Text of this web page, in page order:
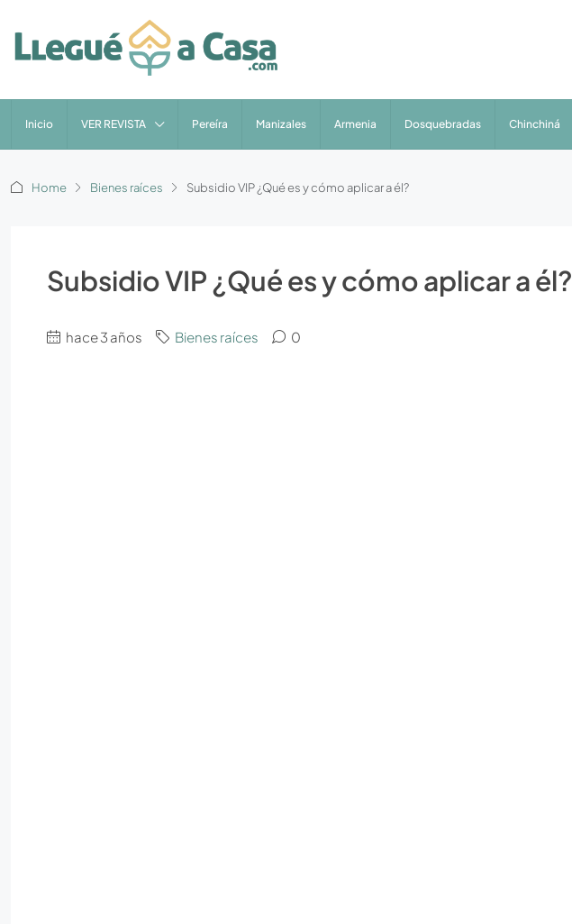
Inicio VER REVISTA Pereíra Manizales Armenia Dosquebradas Chinchiná
Home Bienes raíces Subsidio VIP ¿Qué es y cómo aplicar a él?
Subsidio VIP ¿Qué es y cómo aplicar a él?
hace 3 años Bienes raíces 0